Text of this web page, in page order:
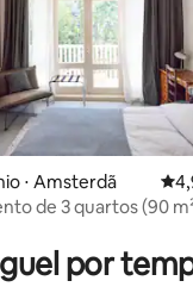
de 5, 128
⋅ Amsterdã
de 3 quartos (90
por